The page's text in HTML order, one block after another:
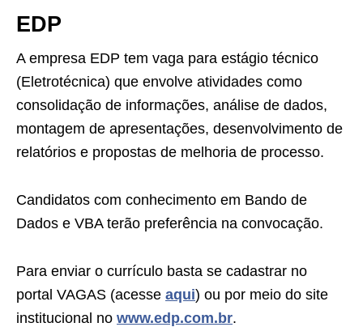
EDP
A empresa EDP tem vaga para estágio técnico
(Eletrotécnica) que envolve atividades como
consolidação de informações, análise de dados,
montagem de apresentações, desenvolvimento de
relatórios e propostas de melhoria de processo.
Candidatos com conhecimento em Bando de
Dados e VBA terão preferência na convocação.
Para enviar o currículo basta se cadastrar no
portal VAGAS (acesse aqui) ou por meio do site
institucional no www.edp.com.br.